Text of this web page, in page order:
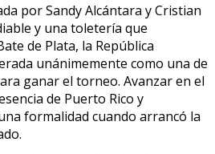
por Sandy Alcántara y Cristian
y una toletería que
de Plata, la República
unánimemente como una de
ganar el torneo. Avanzar en el
de Puerto Rico y
formalidad cuando arrancó la